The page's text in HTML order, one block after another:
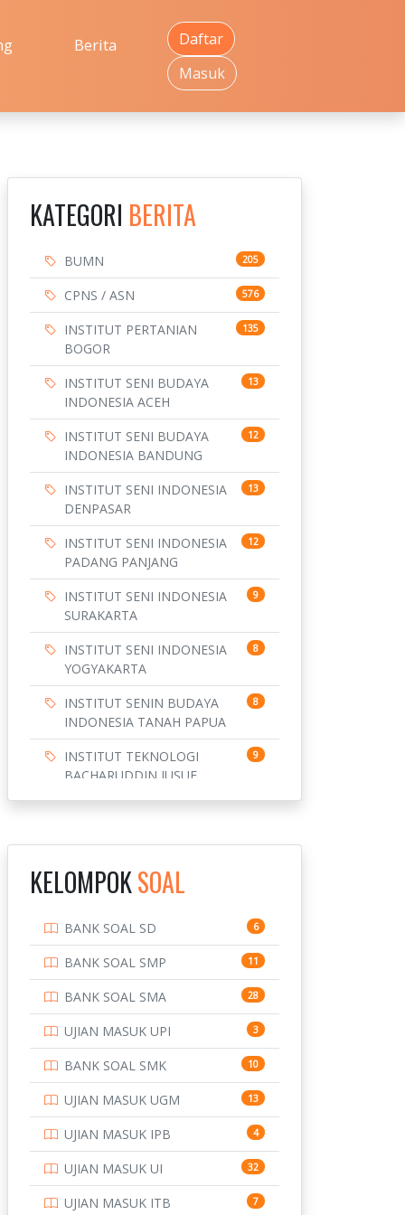
Berita
Daftar
Masuk
KATEGORI BERITA
BUMN 205
CPNS / ASN 576
INSTITUT PERTANIAN
BOGOR
135
INSTITUT SENI BUDAYA
INDONESIA ACEH
13
INSTITUT SENI BUDAYA
INDONESIA BANDUNG
12
INSTITUT SENI INDONESIA
DENPASAR
13
INSTITUT SENI INDONESIA
PADANG PANJANG
12
INSTITUT SENI INDONESIA
SURAKARTA
9
INSTITUT SENI INDONESIA
YOGYAKARTA
8
INSTITUT SENIN BUDAYA
INDONESIA TANAH PAPUA
8
INSTITUT TEKNOLOGI
BACHARUDDIN JUSUF
9
BANDUNG
INSTITUT TEKNOLOGI
INSTITUT TEKNOLOGI
SEPULUH NOVEMBER
10
INSTITUT TEKNOLOGI
SUMATERA
9
IPDN / STPDN 148
PENDIDIKAN 943
PERBANKAN 3
POLRI 169
POLTEK SSN 7
4
KELOMPOKSOAL
BANK SOAL SD 6
BANK SOAL SMP 11
BANK SOAL SMA 28
UJIAN MASUK UPI 3
BANK SOAL SMK 10
UJIAN MASUK UGM 13
UJIAN MASUK IPB 4
UJIAN MASUK UI 32
UJIAN MASUK ITB 7